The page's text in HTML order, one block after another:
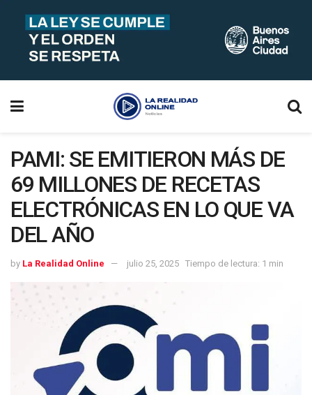
PAMI: SE EMITIERON MÁS DE
69 MILLONES DE RECETAS
ELECTRÓNICAS EN LO QUE VA
DEL AÑO
by La Realidad Online julio 25, 2025 Tiempo de lectura: 1 min